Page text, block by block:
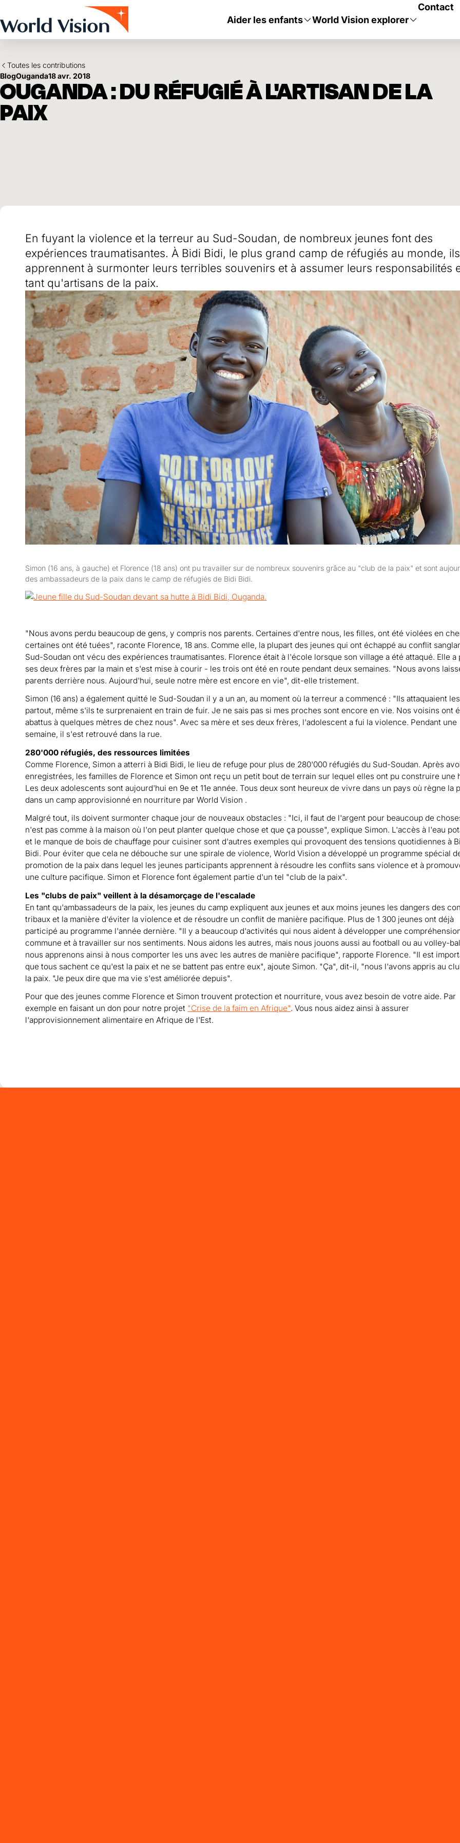
Aider les enfants World Vision explorer
Contact
Toutes les contributions
BlogOuganda18 avr. 2018
OUGANDA : DU RÉFUGIÉ À L'ARTISAN DE LA
PAIX
En fuyant la violence et la terreur au Sud-Soudan, de nombreux jeunes font des
expériences traumatisantes. À Bidi Bidi, le plus grand camp de réfugiés au monde, ils
apprennent à surmonter leurs terribles souvenirs et à assumer leurs responsabilités
tant qu'artisans de la paix.
Simon (16 ans, à gauche) et Florence (18 ans) ont pu travailler sur de nombreux souvenirs grâce au "club de la paix" et sont
des ambassadeurs de la paix dans le camp de réfugiés de Bidi Bidi.
"Nous avons perdu beaucoup de gens, y compris nos parents. Certaines d'entre nous, les filles, ont été violées en
certaines ont été tuées", raconte Florence, 18 ans. Comme elle, la plupart des jeunes qui ont échappé au conflit
Sud-Soudan ont vécu des expériences traumatisantes. Florence était à l'école lorsque son village a été attaqué. Elle a
ses deux frères par la main et s'est mise à courir - les trois ont été en route pendant deux semaines. "Nous avons
parents derrière nous. Aujourd'hui, seule notre mère est encore en vie", dit-elle tristement.
Simon (16 ans) a également quitté le Sud-Soudan il y a un an, au moment où la terreur a commencé : "Ils attaquaient
partout, même s'ils te surprenaient en train de fuir. Je ne sais pas si mes proches sont encore en vie. Nos voisins ont
abattus à quelques mètres de chez nous". Avec sa mère et ses deux frères, l'adolescent a fui la violence. Pendant une
semaine, il s'est retrouvé dans la rue.
280'000 réfugiés, des ressources limitées
Comme Florence, Simon a atterri à Bidi Bidi, le lieu de refuge pour plus de 280'000 réfugiés du Sud-Soudan. Après
enregistrées, les familles de Florence et Simon ont reçu un petit bout de terrain sur lequel elles ont pu construire une
Les deux adolescents sont aujourd'hui en 9e et 11e année. Tous deux sont heureux de vivre dans un pays où règne la
dans un camp approvisionné en nourriture par World Vision .
Malgré tout, ils doivent surmonter chaque jour de nouveaux obstacles : "Ici, il faut de l'argent pour beaucoup de
n'est pas comme à la maison où l'on peut planter quelque chose et que ça pousse", explique Simon. L'accès à l'eau
et le manque de bois de chauffage pour cuisiner sont d'autres exemples qui provoquent des tensions quotidiennes à
Bidi. Pour éviter que cela ne débouche sur une spirale de violence, World Vision a développé un programme spécial
promotion de la paix dans lequel les jeunes participants apprennent à résoudre les conflits sans violence et à
une culture pacifique. Simon et Florence font également partie d'un tel "club de la paix".
Les "clubs de paix" veillent à la désamorçage de l'escalade
En tant qu'ambassadeurs de la paix, les jeunes du camp expliquent aux jeunes et aux moins jeunes les dangers des
tribaux et la manière d'éviter la violence et de résoudre un conflit de manière pacifique. Plus de 1 300 jeunes ont déjà
participé au programme l'année dernière. "Il y a beaucoup d'activités qui nous aident à développer une
commune et à travailler sur nos sentiments. Nous aidons les autres, mais nous jouons aussi au football ou au volley-
nous apprenons ainsi à nous comporter les uns avec les autres de manière pacifique", rapporte Florence. "Il est
que tous sachent ce qu'est la paix et ne se battent pas entre eux", ajoute Simon. "Ça", dit-il, "nous l'avons appris au
la paix. "Je peux dire que ma vie s'est améliorée depuis".
Pour que des jeunes comme Florence et Simon trouvent protection et nourriture, vous avez besoin de votre aide. Par
exemple en faisant un don pour notre projet "Crise de la faim en Afrique". Vous nous aidez ainsi à assurer
l'approvisionnement alimentaire en Afrique de l'Est.